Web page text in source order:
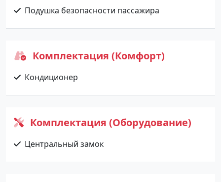
Подушка безопасности пассажира
Комплектация (Комфорт)
Кондиционер
Комплектация (Оборудование)
Центральный замок